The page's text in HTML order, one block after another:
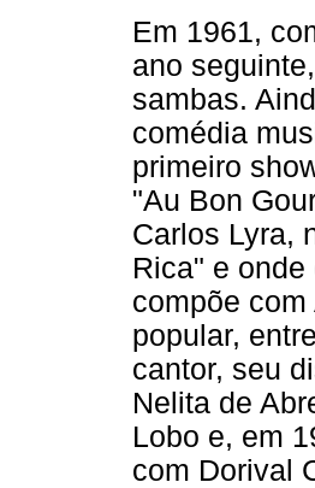
Em 1961,
ano
sambas.
comédia
primeiro
"Au Bon
Carlos Lyra,
Rica" e
compõe
popular,
cantor, seu
Nelita de
Lobo e, em
com Dorival